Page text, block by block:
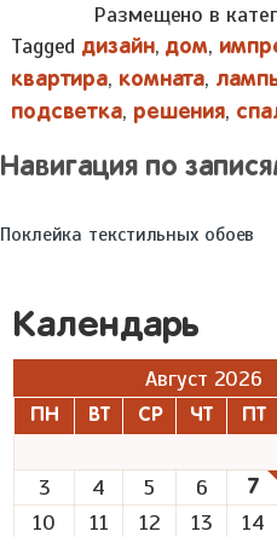
Размещено в
Tagged дизайн, дом,
квартира, комната,
подсветка, решения,
Навигация по
Поклейка текстильных обоев
Календарь
Август 2026
ПН ВТ СР ЧТ ПТ
3
4 5 6 7
10
11 12 13 14